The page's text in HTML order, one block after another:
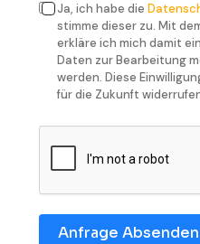
Ja, ich habe die
stimme dieser zu. Mit
erkläre ich mich damit
Daten zur Bearbeitung
werden. Diese
für die Zukunft
Anfrage Absenden